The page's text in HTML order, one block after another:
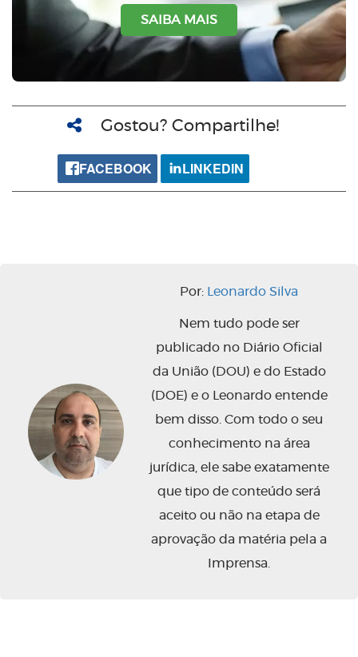
SAIBA MAIS
Gostou? Compartilhe!
FACEBOOK LINKEDIN
Por: Leonardo Silva
Nem tudo pode ser
publicado no Diário Oficial
da União (DOU) e do Estado
(DOE) e o Leonardo entende
bem disso. Com todo o seu
conhecimento na área
jurídica, ele sabe exatamente
que tipo de conteúdo será
aceito ou não na etapa de
aprovação da matéria pela a
Imprensa.